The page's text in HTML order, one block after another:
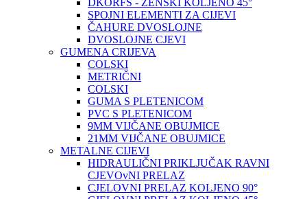
DKORFS - ŽENSKI KOLJENO 45°
SPOJNI ELEMENTI ZA CIJEVI
ČAHURE DVOSLOJNE
DVOSLOJNE CJEVI
GUMENA CRIJEVA
COLSKI
METRIČNI
COLSKI
GUMA S PLETENICOM
PVC S PLETENICOM
9MM VIJČANE OBUJMICE
21MM VIJČANE OBUJMICE
METALNE CIJEVI
HIDRAULIČNI PRIKLJUČAK RAVNI
CJEVOvNI PRELAZ
CJELOVNI PRELAZ KOLJENO 90°